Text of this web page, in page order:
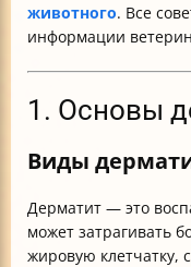
животного. Все
информации
1. Основы
Виды
Дерматит — это
может затрагивать
жировую клетчатку,